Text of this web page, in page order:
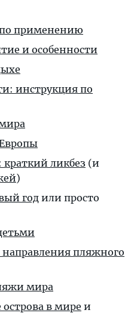
по применению
и особенности
инструкция по
ликбез (и
)
год или просто
пляжного
мира
в мире и